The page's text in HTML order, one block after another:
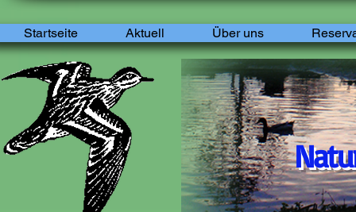
Startseite Aktuell Über uns